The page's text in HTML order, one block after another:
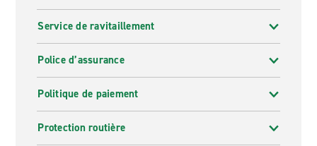
Service de ravitaillement
Police d’assurance
Politique de paiement
Protection routière